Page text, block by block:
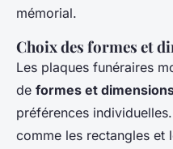
mémorial.
Choix des formes et
Les plaques funéraires
de formes et
préférences
comme les rectangles